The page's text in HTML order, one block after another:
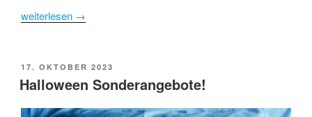
weiterlesen →
POSTED
ON
17. OKTOBER 2023
Halloween Sonderangebote!